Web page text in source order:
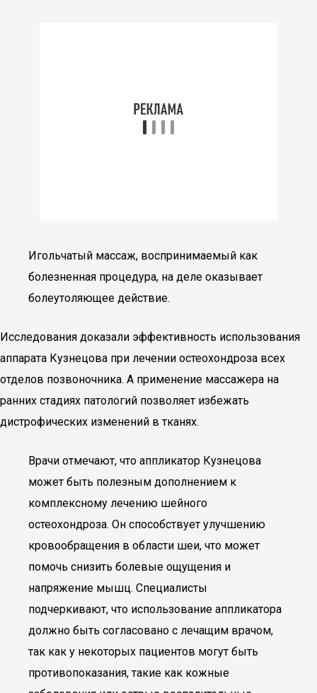
Игольчатый массаж, воспринимаемый как
болезненная процедура, на деле оказывает
болеутоляющее действие.
Исследования доказали эффективность использования
аппарата Кузнецова при лечении остеохондроза всех
отделов позвоночника. А применение массажера на
ранних стадиях патологий позволяет избежать
дистрофических изменений в тканях.
Врачи отмечают, что аппликатор Кузнецова
может быть полезным дополнением к
комплексному лечению шейного
остеохондроза. Он способствует улучшению
кровообращения в области шеи, что может
помочь снизить болевые ощущения и
напряжение мышц. Специалисты
подчеркивают, что использование аппликатора
должно быть согласовано с лечащим врачом,
так как у некоторых пациентов могут быть
противопоказания, такие как кожные